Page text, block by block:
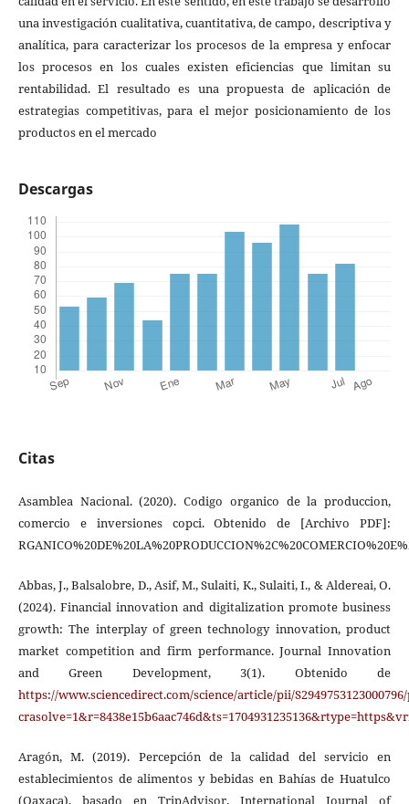
una investigación cualitativa, cuantitativa, de campo, descriptiva y
analítica, para caracterizar los procesos de la empresa y enfocar
los procesos en los cuales existen eficiencias que limitan su
rentabilidad. El resultado es una propuesta de aplicación de
estrategias competitivas, para el mejor posicionamiento de los
productos en el mercado
Descargas
Citas
Asamblea Nacional. (2020). Codigo organico de la produccion,
comercio e inversiones copci. Obtenido de [Archivo PDF]:
Abbas, J., Balsalobre, D., Asif, M., Sulaiti, K., Sulaiti, I., & Aldereai, O.
(2024). Financial innovation and digitalization promote business
growth: The interplay of green technology innovation, product
market competition and firm performance. Journal Innovation
and Green Development, 3(1). Obtenido de
https://www.sciencedirect.com/science/article/pii/
Aragón, M. (2019). Percepción de la calidad del servicio en
establecimientos de alimentos y bebidas en Bahías de Huatulco
(Oaxaca), basado en TripAdvisor. International Journal of